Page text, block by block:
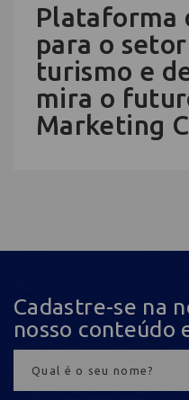
Plataforma
para o
turismo e
mira o
Marketing
Cadastre-se na
nosso conteúdo